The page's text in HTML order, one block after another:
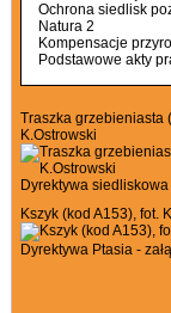
Ochrona siedlisk
Natura 2
Kompensacje
Podstawowe akty
Traszka grzebieniasta
K.Ostrowski
Dyrektywa siedliskowa
Kszyk (kod A153), fot.
Dyrektywa Ptasia -